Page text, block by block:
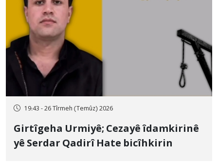
19:43 - 26 Tîrmeh (Temûz) 2026
Girtîgeha Urmiyê; Cezayê îdamkirinê
yê Serdar Qadirî Hate bicîhkirin